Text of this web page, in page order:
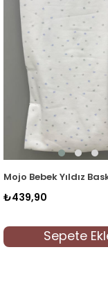
Penye Battaniye
Carter's
₺1.899,99